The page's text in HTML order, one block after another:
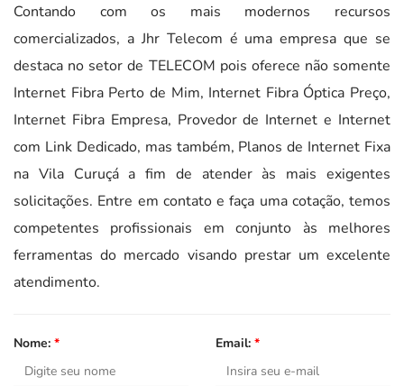
Contando com os mais modernos recursos
comercializados, a Jhr Telecom é uma empresa que se
destaca no setor de TELECOM pois oferece não somente
Internet Fibra Perto de Mim, Internet Fibra Óptica Preço,
Internet Fibra Empresa, Provedor de Internet e Internet
com Link Dedicado, mas também, Planos de Internet Fixa
na Vila Curuçá a fim de atender às mais exigentes
solicitações. Entre em contato e faça uma cotação, temos
competentes profissionais em conjunto às melhores
ferramentas do mercado visando prestar um excelente
atendimento.
Nome: * Email: *